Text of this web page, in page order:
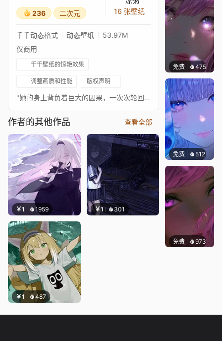
ギカ
236 二次元
16 张壁纸
千千动态格式 动态壁纸
53.97M
仅商用
千千壁纸的惊艳效果
调整画质和性能 版权声明
"她的身上背负着巨大的因果，一次次轮回却使得命运的红线越缠越紧，最终少女迷失于浩瀚的因果之海中“画师:夏眠海鸦(bill)BGM:Decretum(宿命)制作:凉粥zZ（bill）
作者的其他作品 查看全部
￥1 1959 ￥1 301
￥1 487
免费 475辰东
免费 512辰东
免费 973辰东